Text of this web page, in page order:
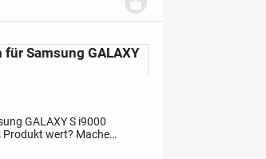
Samsung GALAXY
GALAXY S i9000
Produkt wert? Machen